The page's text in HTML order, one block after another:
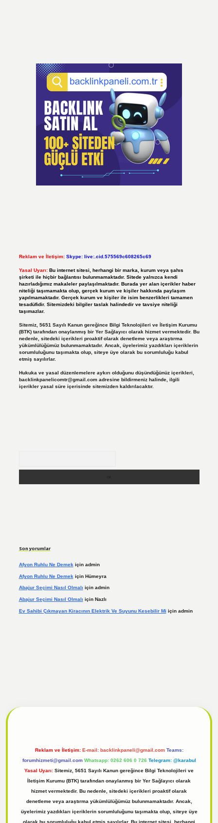
Reklam ve İletişim: Skype: live:.cid.575569c608265c69
Yasal Uyarı: Bu internet sitesi, herhangi bir marka, kurum veya şahıs
şirketi ile hiçbir bağlantısı bulunmamaktadır. Sitede yalnızca kendi
hazırladığımız makaleler paylaşılmaktadır. Burada yer alan içerikler haber
niteliği taşımamakta olup, gerçek kurum ve kişiler hakkında paylaşım
yapılmamaktadır. Gerçek kurum ve kişiler ile isim benzerlikleri tamamen
tesadüfidir. Sitemizdeki bilgiler taslak halindedir ve tavsiye niteliği
taşımazlar.
Sitemiz, 5651 Sayılı Kanun gereğince Bilgi Teknolojileri ve İletişim Kurumu
(BTK) tarafından onaylanmış bir Yer Sağlayıcı olarak hizmet vermektedir. Bu
nedenle, sitedeki içerikleri proaktif olarak denetleme veya araştırma
yükümlülüğümüz bulunmamaktadır. Ancak, üyelerimiz yazdıkları içeriklerin
sorumluluğunu taşımakta olup, siteye üye olarak bu sorumluluğu kabul
etmiş sayılırlar.
Hukuka ve yasal düzenlemelere aykırı olduğunu düşündüğünüz içerikleri,
backlinkpanelicomtr@gmail.comadresine bildirmeniz halinde, ilgili
içerikler yasal süre içerisinde sitemizden kaldırılacaktır.
Son yorumlar
Afyon Ruhlu Ne Demek için admin
Afyon Ruhlu Ne Demek için Hümeyra
Abajur Seçimi Nasıl Olmalı için admin
Abajur Seçimi Nasıl Olmalı için Nazlı
Ev Sahibi Çıkmayan Kiracının Elektrik Ve Suyunu Kesebilir Mi için admin
Reklam ve İletişim: E-mail: backlinkpaneli@gmail.com Teams:
forumhizmeti@gmail.com Whatsapp: 0262 606 0 726 Telegram: @karabul
Yasal Uyarı: Sitemiz, 5651 Sayılı Kanun gereğince Bilgi Teknolojileri ve
İletişim Kurumu (BTK) tarafından onaylanmış bir Yer Sağlayıcı olarak
hizmet vermektedir. Bu nedenle, sitedeki içerikleri proaktif olarak
denetleme veya araştırma yükümlülüğümüz bulunmamaktadır. Ancak,
üyelerimiz yazdıkları içeriklerin sorumluluğunu taşımakta olup, siteye üye
olarak bu sorumluluğu kabul etmiş sayılırlar. Bu internet sitesi, herhangi